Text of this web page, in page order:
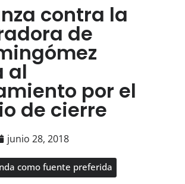
contra la
de
al
por el
de cierre
junio 28, 2018
como fuente preferida